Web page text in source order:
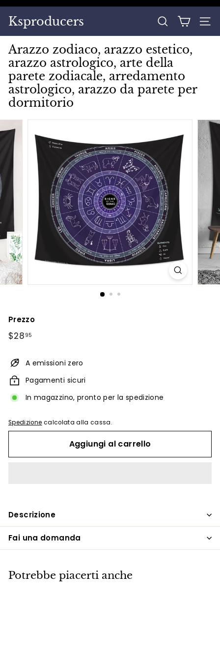
Vai
direttamente
contenuti
pausa
presentazione
Ksproducers CERCA
Arazzo zodiaco, arazzo estetico,
arazzo astrologico, arte della
parete zodiacale, arredamento
astrologico, arazzo da parete per
dormitorio
Prezzo
Prezzo
$28 95
A emissioni zero
Pagamenti sicuri
In magazzino, pronto per la spedizione
Spedizione calcolata alla cassa.
Aggiungi al carrello
Descrizione
Fai una domanda
Potrebbe piacerti anche